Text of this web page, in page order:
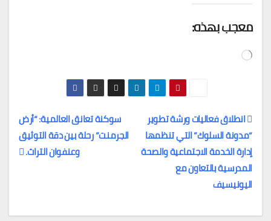
معجب بهذه:
جاري
تصفّح
المقالات
سوكنة تعانق العالمية: “أرض
الجرمنت” رحلة بين دقة التوثيق
وعنفوان التراث.
انطلاق فعاليات ورشة تطوير
“مدونة السلوك” التي تنظمها
إدارة الخدمة الاجتماعية والصحة
المدرسية بالتعاون مع
اليونيسيف